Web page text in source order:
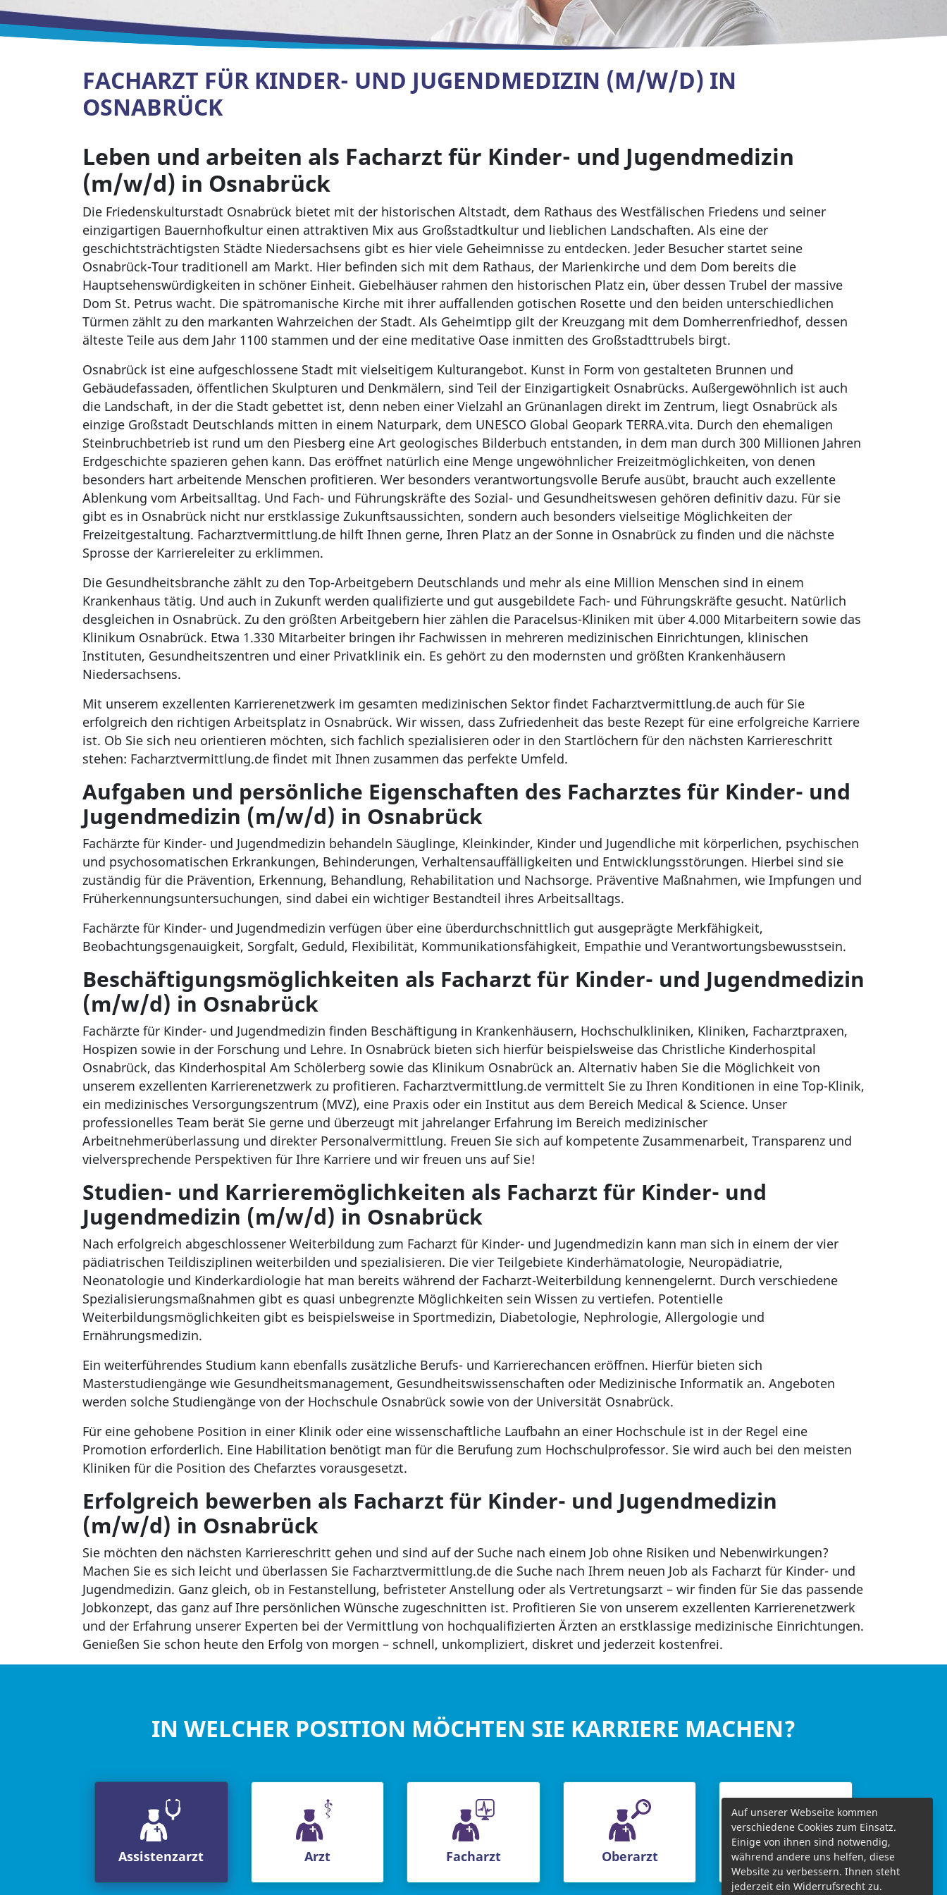
FACHARZT FÜR KINDER- UND JUGENDMEDIZIN (M/W/D) IN
OSNABRÜCK
Leben und arbeiten als Facharzt für Kinder- und Jugendmedizin
(m/w/d) in Osnabrück
Die Friedenskulturstadt Osnabrück bietet mit der historischen Altstadt, dem Rathaus des Westfälischen Friedens und seiner
einzigartigen Bauernhofkultur einen attraktiven Mix aus Großstadtkultur und lieblichen Landschaften. Als eine der
geschichtsträchtigsten Städte Niedersachsens gibt es hier viele Geheimnisse zu entdecken. Jeder Besucher startet seine
Osnabrück-Tour traditionell am Markt. Hier befinden sich mit dem Rathaus, der Marienkirche und dem Dom bereits die
Hauptsehenswürdigkeiten in schöner Einheit. Giebelhäuser rahmen den historischen Platz ein, über dessen Trubel der massive
Dom St. Petrus wacht. Die spätromanische Kirche mit ihrer auffallenden gotischen Rosette und den beiden unterschiedlichen
Türmen zählt zu den markanten Wahrzeichen der Stadt. Als Geheimtipp gilt der Kreuzgang mit dem Domherrenfriedhof, dessen
älteste Teile aus dem Jahr 1100 stammen und der eine meditative Oase inmitten des Großstadttrubels birgt.
Osnabrück ist eine aufgeschlossene Stadt mit vielseitigem Kulturangebot. Kunst in Form von gestalteten Brunnen und
Gebäudefassaden, öffentlichen Skulpturen und Denkmälern, sind Teil der Einzigartigkeit Osnabrücks. Außergewöhnlich ist auch
die Landschaft, in der die Stadt gebettet ist, denn neben einer Vielzahl an Grünanlagen direkt im Zentrum, liegt Osnabrück als
einzige Großstadt Deutschlands mitten in einem Naturpark, dem UNESCO Global Geopark TERRA.vita. Durch den ehemaligen
Steinbruchbetrieb ist rund um den Piesberg eine Art geologisches Bilderbuch entstanden, in dem man durch 300 Millionen Jahren
Erdgeschichte spazieren gehen kann. Das eröffnet natürlich eine Menge ungewöhnlicher Freizeitmöglichkeiten, von denen
besonders hart arbeitende Menschen profitieren. Wer besonders verantwortungsvolle Berufe ausübt, braucht auch exzellente
Ablenkung vom Arbeitsalltag. Und Fach- und Führungskräfte des Sozial- und Gesundheitswesen gehören definitiv dazu. Für sie
gibt es in Osnabrück nicht nur erstklassige Zukunftsaussichten, sondern auch besonders vielseitige Möglichkeiten der
Freizeitgestaltung. Facharztvermittlung.de hilft Ihnen gerne, Ihren Platz an der Sonne in Osnabrück zu finden und die nächste
Sprosse der Karriereleiter zu erklimmen.
Die Gesundheitsbranche zählt zu den Top-Arbeitgebern Deutschlands und mehr als eine Million Menschen sind in einem
Krankenhaus tätig. Und auch in Zukunft werden qualifizierte und gut ausgebildete Fach- und Führungskräfte gesucht. Natürlich
desgleichen in Osnabrück. Zu den größten Arbeitgebern hier zählen die Paracelsus-Kliniken mit über 4.000 Mitarbeitern sowie das
Klinikum Osnabrück. Etwa 1.330 Mitarbeiter bringen ihr Fachwissen in mehreren medizinischen Einrichtungen, klinischen
Instituten, Gesundheitszentren und einer Privatklinik ein. Es gehört zu den modernsten und größten Krankenhäusern
Niedersachsens.
Mit unserem exzellenten Karrierenetzwerk im gesamten medizinischen Sektor findet Facharztvermittlung.de auch für Sie
erfolgreich den richtigen Arbeitsplatz in Osnabrück. Wir wissen, dass Zufriedenheit das beste Rezept für eine erfolgreiche Karriere
ist. Ob Sie sich neu orientieren möchten, sich fachlich spezialisieren oder in den Startlöchern für den nächsten Karriereschritt
stehen: Facharztvermittlung.de findet mit Ihnen zusammen das perfekte Umfeld.
Aufgaben und persönliche Eigenschaften des Facharztes für Kinder- und
Jugendmedizin (m/w/d) in Osnabrück
Fachärzte für Kinder- und Jugendmedizin behandeln Säuglinge, Kleinkinder, Kinder und Jugendliche mit körperlichen, psychischen
und psychosomatischen Erkrankungen, Behinderungen, Verhaltensauffälligkeiten und Entwicklungsstörungen. Hierbei sind sie
zuständig für die Prävention, Erkennung, Behandlung, Rehabilitation und Nachsorge. Präventive Maßnahmen, wie Impfungen und
Früherkennungsuntersuchungen, sind dabei ein wichtiger Bestandteil ihres Arbeitsalltags.
Fachärzte für Kinder- und Jugendmedizin verfügen über eine überdurchschnittlich gut ausgeprägte Merkfähigkeit,
Beobachtungsgenauigkeit, Sorgfalt, Geduld, Flexibilität, Kommunikationsfähigkeit, Empathie und Verantwortungsbewusstsein.
Beschäftigungsmöglichkeiten als Facharzt für Kinder- und Jugendmedizin
(m/w/d) in Osnabrück
Fachärzte für Kinder- und Jugendmedizin finden Beschäftigung in Krankenhäusern, Hochschulkliniken, Kliniken, Facharztpraxen,
Hospizen sowie in der Forschung und Lehre. In Osnabrück bieten sich hierfür beispielsweise das Christliche Kinderhospital
Osnabrück, das Kinderhospital Am Schölerberg sowie das Klinikum Osnabrück an. Alternativ haben Sie die Möglichkeit von
unserem exzellenten Karrierenetzwerk zu profitieren. Facharztvermittlung.de vermittelt Sie zu Ihren Konditionen in eine Top-Klinik,
ein medizinisches Versorgungszentrum (MVZ), eine Praxis oder ein Institut aus dem Bereich Medical & Science. Unser
professionelles Team berät Sie gerne und überzeugt mit jahrelanger Erfahrung im Bereich medizinischer
Arbeitnehmerüberlassung und direkter Personalvermittlung. Freuen Sie sich auf kompetente Zusammenarbeit, Transparenz und
vielversprechende Perspektiven für Ihre Karriere und wir freuen uns auf Sie!
Studien- und Karrieremöglichkeiten als Facharzt für Kinder- und
Jugendmedizin (m/w/d) in Osnabrück
Nach erfolgreich abgeschlossener Weiterbildung zum Facharzt für Kinder- und Jugendmedizin kann man sich in einem der vier
pädiatrischen Teildisziplinen weiterbilden und spezialisieren. Die vier Teilgebiete Kinderhämatologie, Neuropädiatrie,
Neonatologie und Kinderkardiologie hat man bereits während der Facharzt-Weiterbildung kennengelernt. Durch verschiedene
Spezialisierungsmaßnahmen gibt es quasi unbegrenzte Möglichkeiten sein Wissen zu vertiefen. Potentielle
Weiterbildungsmöglichkeiten gibt es beispielsweise in Sportmedizin, Diabetologie, Nephrologie, Allergologie und
Ernährungsmedizin.
Ein weiterführendes Studium kann ebenfalls zusätzliche Berufs- und Karrierechancen eröffnen. Hierfür bieten sich
Masterstudiengänge wie Gesundheitsmanagement, Gesundheitswissenschaften oder Medizinische Informatik an. Angeboten
werden solche Studiengänge von der Hochschule Osnabrück sowie von der Universität Osnabrück.
Für eine gehobene Position in einer Klinik oder eine wissenschaftliche Laufbahn an einer Hochschule ist in der Regel eine
Promotion erforderlich. Eine Habilitation benötigt man für die Berufung zum Hochschulprofessor. Sie wird auch bei den meisten
Kliniken für die Position des Chefarztes vorausgesetzt.
Erfolgreich bewerben als Facharzt für Kinder- und Jugendmedizin
(m/w/d) in Osnabrück
Sie möchten den nächsten Karriereschritt gehen und sind auf der Suche nach einem Job ohne Risiken und Nebenwirkungen?
Machen Sie es sich leicht und überlassen Sie Facharztvermittlung.de die Suche nach Ihrem neuen Job als Facharzt für Kinder- und
Jugendmedizin. Ganz gleich, ob in Festanstellung, befristeter Anstellung oder als Vertretungsarzt – wir finden für Sie das passende
Jobkonzept, das ganz auf Ihre persönlichen Wünsche zugeschnitten ist. Profitieren Sie von unserem exzellenten Karrierenetzwerk
und der Erfahrung unserer Experten bei der Vermittlung von hochqualifizierten Ärzten an erstklassige medizinische Einrichtungen.
Genießen Sie schon heute den Erfolg von morgen – schnell, unkompliziert, diskret und jederzeit kostenfrei.
IN WELCHER POSITION MÖCHTEN SIE KARRIERE MACHEN?
Assistenzarzt Arzt Facharzt Oberarzt Chefarzt
Auf unserer Webseite kommen
verschiedene Cookies zum Einsatz.
Einige von ihnen sind notwendig,
während andere uns helfen, diese
Website zu verbessern. Ihnen steht
jederzeit ein Widerrufsrecht zu.